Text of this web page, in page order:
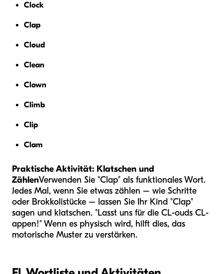
Clock
Clap
Cloud
Clean
Clown
Climb
Clip
Clam
Praktische Aktivität: Klatschen und
ZählenVerwenden Sie "Clap" als funktionales Wort.
Jedes Mal, wenn Sie etwas zählen – wie Schritte
oder Brokkolistücke – lassen Sie Ihr Kind "Clap"
sagen und klatschen. "Lasst uns für die CL-ouds CL-
appen!" Wenn es physisch wird, hilft dies, das
motorische Muster zu verstärken.